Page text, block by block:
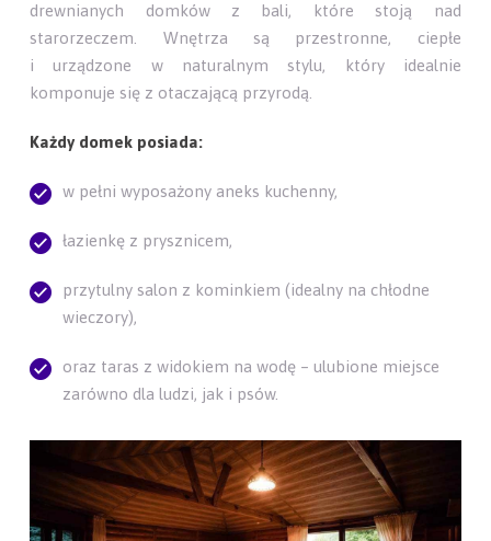
drewnianych domków z bali, które stoją nad
starorzeczem. Wnętrza są przestronne, ciepłe
i urządzone w naturalnym stylu, który idealnie
komponuje się z otaczającą przyrodą.
Każdy domek posiada:
w pełni wyposażony aneks kuchenny,
łazienkę z prysznicem,
przytulny salon z kominkiem (idealny na chłodne
wieczory),
oraz taras z widokiem na wodę – ulubione miejsce
zarówno dla ludzi, jak i psów.